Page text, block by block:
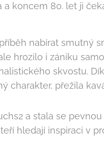
koncem 80. let ji
nabírat smutný
hrozilo i zániku
skvostu.
charakter, přežila
a stala se
hledají inspiraci v